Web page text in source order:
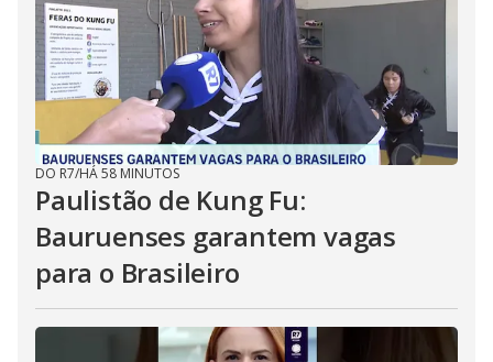
DO R7/HÁ 58 MINUTOS
Paulistão de Kung Fu:
Bauruenses garantem vagas
para o Brasileiro